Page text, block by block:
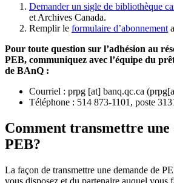
Demander un sigle de bibliothèque
et Archives Canada.
Remplir le formulaire d’abonnement
Pour toute question sur l’adhésion au
PEB, communiquez avec l’équipe du
de BAnQ :
Courriel : prpg [at] banq.qc.ca (
Téléphone : 514 873-1101, poste
Comment transmettre une
PEB?
La façon de transmettre une demande de
vous disposez et du partenaire auquel vous